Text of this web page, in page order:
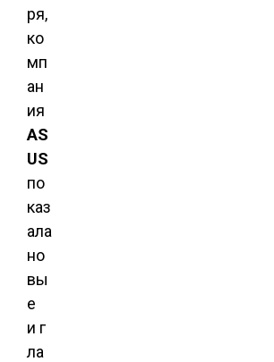
ря,
ко
мп
ан
ия
AS
US
по
каз
ала
но
вы
е
и г
ла